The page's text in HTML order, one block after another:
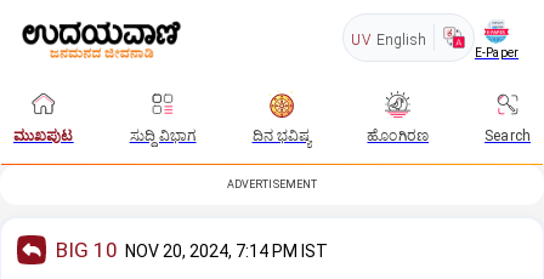
UV English
E-Paper
ಮುಖಪುಟ ಸುದ್ದಿ ವಿಭಾಗ ದಿನ ಭವಿಷ್ಯ ಹೊಂಗಿರಣ Search
ADVERTISEMENT
BIG 10 NOV 20, 2024, 7:14 PM IST